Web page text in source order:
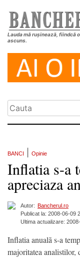
Lauda mă rușinează, fiindcă
ascuns.
BANCI Opinie
Inflatia s-a
apreciaza
Autor: Bancherul.ro
Publicat la: 2008-06-09
Ultima actualizare:
Inflatia anualã s-a
majoritatea analistilor,